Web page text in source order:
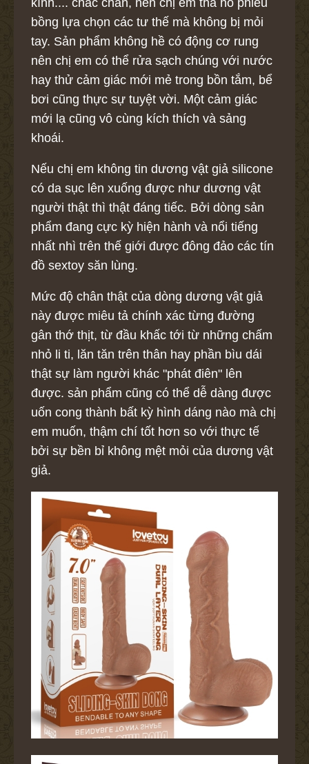
bồng lựa chọn các tư thế mà không bị mỏi
tay. Sản phẩm không hề có động cơ rung
nên chị em có thể rửa sạch chúng với nước
hay thử cảm giác mới mẻ trong bồn tắm, bể
bơi cũng thực sự tuyệt vời. Một cảm giác
mới lạ cũng vô cùng kích thích và sảng
khoái.
Nếu chị em không tin dương vật giả silicone
có da sục lên xuống được như dương vật
người thật thì thật đáng tiếc. Bởi dòng sản
phẩm đang cực kỳ hiện hành và nổi tiếng
nhất nhì trên thế giới được đông đảo các tín
đồ sextoy săn lùng.
Mức độ chân thật của dòng dương vật giả
này được miêu tả chính xác từng đường
gân thớ thịt, từ đầu khấc tới từ những chấm
nhỏ li ti, lăn tăn trên thân hay phần bìu dái
thật sự làm người khác "phát điên" lên
được. sản phẩm cũng có thể dễ dàng được
uốn cong thành bất kỳ hình dáng nào mà chị
em muốn, thậm chí tốt hơn so với thực tế
bởi sự bền bỉ không mệt mỏi của dương vật
giả.